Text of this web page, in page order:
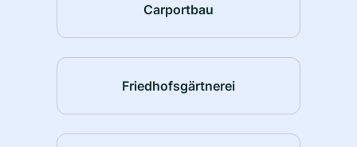
Carportbau
Friedhofsgärtnerei